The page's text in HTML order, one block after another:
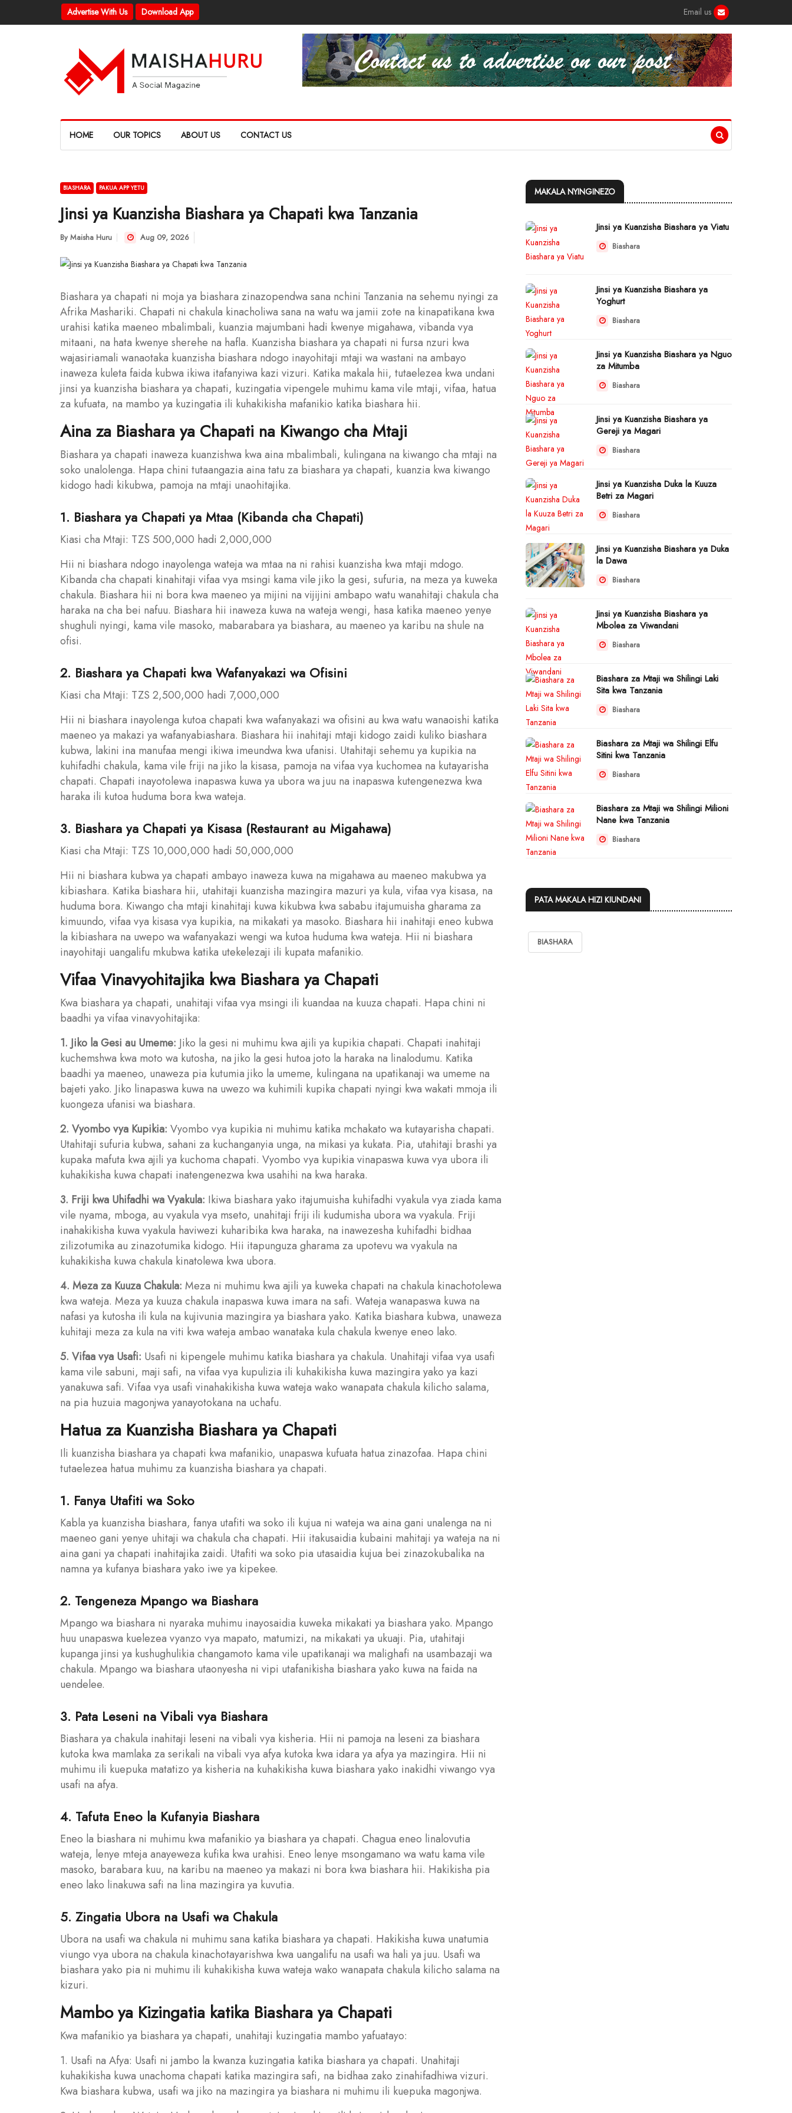
Advertise With Us Download App Email us
HOME OUR TOPICS ABOUT US CONTACT US
BIASHARA PAKUA APP YETU
Jinsi ya Kuanzisha Biashara ya Chapati kwa Tanzania
By Maisha Huru Aug 09, 2026
Biashara ya chapati ni moja ya biashara zinazopendwa sana nchini Tanzania na sehemu nyingi za
Afrika Mashariki. Chapati ni chakula kinacholiwa sana na watu wa jamii zote na kinapatikana kwa
urahisi katika maeneo mbalimbali, kuanzia majumbani hadi kwenye migahawa, vibanda vya
mitaani, na hata kwenye sherehe na hafla. Kuanzisha biashara ya chapati ni fursa nzuri kwa
wajasiriamali wanaotaka kuanzisha biashara ndogo inayohitaji mtaji wa wastani na ambayo
inaweza kuleta faida kubwa ikiwa itafanyiwa kazi vizuri. Katika makala hii, tutaelezea kwa undani
jinsi ya kuanzisha biashara ya chapati, kuzingatia vipengele muhimu kama vile mtaji, vifaa, hatua
za kufuata, na mambo ya kuzingatia ili kuhakikisha mafanikio katika biashara hii.
Aina za Biashara ya Chapati na Kiwango cha Mtaji
Biashara ya chapati inaweza kuanzishwa kwa aina mbalimbali, kulingana na kiwango cha mtaji na
soko unalolenga. Hapa chini tutaangazia aina tatu za biashara ya chapati, kuanzia kwa kiwango
kidogo hadi kikubwa, pamoja na mtaji unaohitajika.
1. Biashara ya Chapati ya Mtaa (Kibanda cha Chapati)
Kiasi cha Mtaji: TZS 500,000 hadi 2,000,000
Hii ni biashara ndogo inayolenga wateja wa mtaa na ni rahisi kuanzisha kwa mtaji mdogo.
Kibanda cha chapati kinahitaji vifaa vya msingi kama vile jiko la gesi, sufuria, na meza ya kuweka
chakula. Biashara hii ni bora kwa maeneo ya mijini na vijijini ambapo watu wanahitaji chakula cha
haraka na cha bei nafuu. Biashara hii inaweza kuwa na wateja wengi, hasa katika maeneo yenye
shughuli nyingi, kama vile masoko, mabarabara ya biashara, au maeneo ya karibu na shule na
ofisi.
2. Biashara ya Chapati kwa Wafanyakazi wa Ofisini
Kiasi cha Mtaji: TZS 2,500,000 hadi 7,000,000
Hii ni biashara inayolenga kutoa chapati kwa wafanyakazi wa ofisini au kwa watu wanaoishi katika
maeneo ya makazi ya wafanyabiashara. Biashara hii inahitaji mtaji kidogo zaidi kuliko biashara
kubwa, lakini ina manufaa mengi ikiwa imeundwa kwa ufanisi. Utahitaji sehemu ya kupikia na
kuhifadhi chakula, kama vile friji na jiko la kisasa, pamoja na vifaa vya kuchomea na kutayarisha
chapati. Chapati inayotolewa inapaswa kuwa ya ubora wa juu na inapaswa kutengenezwa kwa
haraka ili kutoa huduma bora kwa wateja.
3. Biashara ya Chapati ya Kisasa (Restaurant au Migahawa)
Kiasi cha Mtaji: TZS 10,000,000 hadi 50,000,000
Hii ni biashara kubwa ya chapati ambayo inaweza kuwa na migahawa au maeneo makubwa ya
kibiashara. Katika biashara hii, utahitaji kuanzisha mazingira mazuri ya kula, vifaa vya kisasa, na
huduma bora. Kiwango cha mtaji kinahitaji kuwa kikubwa kwa sababu itajumuisha gharama za
kimuundo, vifaa vya kisasa vya kupikia, na mikakati ya masoko. Biashara hii inahitaji eneo kubwa
la kibiashara na uwepo wa wafanyakazi wengi wa kutoa huduma kwa wateja. Hii ni biashara
inayohitaji uangalifu mkubwa katika utekelezaji ili kupata mafanikio.
Vifaa Vinavyohitajika kwa Biashara ya Chapati
Kwa biashara ya chapati, unahitaji vifaa vya msingi ili kuandaa na kuuza chapati. Hapa chini ni
baadhi ya vifaa vinavyohitajika:
1. Jiko la Gesi au Umeme: Jiko la gesi ni muhimu kwa ajili ya kupikia chapati. Chapati inahitaji
kuchemshwa kwa moto wa kutosha, na jiko la gesi hutoa joto la haraka na linalodumu. Katika
baadhi ya maeneo, unaweza pia kutumia jiko la umeme, kulingana na upatikanaji wa umeme na
bajeti yako. Jiko linapaswa kuwa na uwezo wa kuhimili kupika chapati nyingi kwa wakati mmoja ili
kuongeza ufanisi wa biashara.
2. Vyombo vya Kupikia: Vyombo vya kupikia ni muhimu katika mchakato wa kutayarisha chapati.
Utahitaji sufuria kubwa, sahani za kuchanganyia unga, na mikasi ya kukata. Pia, utahitaji brashi ya
kupaka mafuta kwa ajili ya kuchoma chapati. Vyombo vya kupikia vinapaswa kuwa vya ubora ili
kuhakikisha kuwa chapati inatengenezwa kwa usahihi na kwa haraka.
3. Friji kwa Uhifadhi wa Vyakula: Ikiwa biashara yako itajumuisha kuhifadhi vyakula vya ziada kama
vile nyama, mboga, au vyakula vya mseto, unahitaji friji ili kudumisha ubora wa vyakula. Friji
inahakikisha kuwa vyakula haviwezi kuharibika kwa haraka, na inawezesha kuhifadhi bidhaa
zilizotumika au zinazotumika kidogo. Hii itapunguza gharama za upotevu wa vyakula na
kuhakikisha kuwa chakula kinatolewa kwa ubora.
4. Meza za Kuuza Chakula: Meza ni muhimu kwa ajili ya kuweka chapati na chakula kinachotolewa
kwa wateja. Meza ya kuuza chakula inapaswa kuwa imara na safi. Wateja wanapaswa kuwa na
nafasi ya kutosha ili kula na kujivunia mazingira ya biashara yako. Katika biashara kubwa, unaweza
kuhitaji meza za kula na viti kwa wateja ambao wanataka kula chakula kwenye eneo lako.
5. Vifaa vya Usafi: Usafi ni kipengele muhimu katika biashara ya chakula. Unahitaji vifaa vya usafi
kama vile sabuni, maji safi, na vifaa vya kupulizia ili kuhakikisha kuwa mazingira yako ya kazi
yanakuwa safi. Vifaa vya usafi vinahakikisha kuwa wateja wako wanapata chakula kilicho salama,
na pia huzuia magonjwa yanayotokana na uchafu.
Hatua za Kuanzisha Biashara ya Chapati
Ili kuanzisha biashara ya chapati kwa mafanikio, unapaswa kufuata hatua zinazofaa. Hapa chini
tutaelezea hatua muhimu za kuanzisha biashara ya chapati.
1. Fanya Utafiti wa Soko
Kabla ya kuanzisha biashara, fanya utafiti wa soko ili kujua ni wateja wa aina gani unalenga na ni
maeneo gani yenye uhitaji wa chakula cha chapati. Hii itakusaidia kubaini mahitaji ya wateja na ni
aina gani ya chapati inahitajika zaidi. Utafiti wa soko pia utasaidia kujua bei zinazokubalika na
namna ya kufanya biashara yako iwe ya kipekee.
2. Tengeneza Mpango wa Biashara
Mpango wa biashara ni nyaraka muhimu inayosaidia kuweka mikakati ya biashara yako. Mpango
huu unapaswa kuelezea vyanzo vya mapato, matumizi, na mikakati ya ukuaji. Pia, utahitaji
kupanga jinsi ya kushughulikia changamoto kama vile upatikanaji wa malighafi na usambazaji wa
chakula. Mpango wa biashara utaonyesha ni vipi utafanikisha biashara yako kuwa na faida na
uendelee.
3. Pata Leseni na Vibali vya Biashara
Biashara ya chakula inahitaji leseni na vibali vya kisheria. Hii ni pamoja na leseni za biashara
kutoka kwa mamlaka za serikali na vibali vya afya kutoka kwa idara ya afya ya mazingira. Hii ni
muhimu ili kuepuka matatizo ya kisheria na kuhakikisha kuwa biashara yako inakidhi viwango vya
usafi na afya.
4. Tafuta Eneo la Kufanyia Biashara
Eneo la biashara ni muhimu kwa mafanikio ya biashara ya chapati. Chagua eneo linalovutia
wateja, lenye mteja anayeweza kufika kwa urahisi. Eneo lenye msongamano wa watu kama vile
masoko, barabara kuu, na karibu na maeneo ya makazi ni bora kwa biashara hii. Hakikisha pia
eneo lako linakuwa safi na lina mazingira ya kuvutia.
5. Zingatia Ubora na Usafi wa Chakula
Ubora na usafi wa chakula ni muhimu sana katika biashara ya chapati. Hakikisha kuwa unatumia
viungo vya ubora na chakula kinachotayarishwa kwa uangalifu na usafi wa hali ya juu. Usafi wa
biashara yako pia ni muhimu ili kuhakikisha kuwa wateja wako wanapata chakula kilicho salama na
kizuri.
Mambo ya Kizingatia katika Biashara ya Chapati
Kwa mafanikio ya biashara ya chapati, unahitaji kuzingatia mambo yafuatayo:
1. Usafi na Afya: Usafi ni jambo la kwanza kuzingatia katika biashara ya chapati. Unahitaji
kuhakikisha kuwa unachoma chapati katika mazingira safi, na bidhaa zako zinahifadhiwa vizuri.
Kwa biashara kubwa, usafi wa jiko na mazingira ya biashara ni muhimu ili kuepuka magonjwa.
MAKALA NYINGINEZO
Jinsi ya Kuanzisha Biashara ya Viatu
Biashara
Jinsi ya Kuanzisha Biashara ya
Yoghurt
Biashara
Jinsi ya Kuanzisha Biashara ya Nguo
za Mitumba
Biashara
Jinsi ya Kuanzisha Biashara ya
Gereji ya Magari
Biashara
Jinsi ya Kuanzisha Duka la Kuuza
Betri za Magari
Biashara
Jinsi ya Kuanzisha Biashara ya Duka
la Dawa
Biashara
Jinsi ya Kuanzisha Biashara ya
Mbolea za Viwandani
Biashara
Biashara za Mtaji wa Shilingi Laki
Sita kwa Tanzania
Biashara
Biashara za Mtaji wa Shilingi Elfu
Sitini kwa Tanzania
Biashara
Biashara za Mtaji wa Shilingi Milioni
Nane kwa Tanzania
Biashara
PATA MAKALA HIZI KIUNDANI
BIASHARA